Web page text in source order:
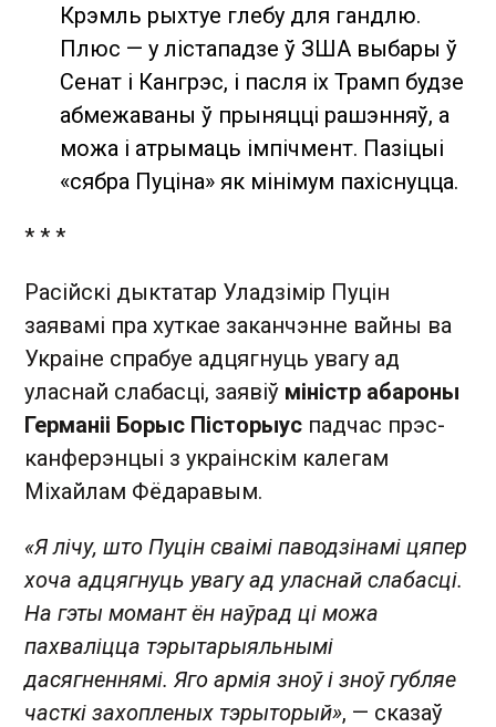
Крэмль рыхтуе глебу для гандлю.
Плюс — у лістападзе ў ЗША выбары ў
Сенат і Кангрэс, і пасля іх Трамп будзе
абмежаваны ў прыняцці рашэнняў, а
можа і атрымаць імпічмент. Пазіцыі
«сябра Пуціна» як мінімум пахіснуцца.
* * *
Расійскі дыктатар Уладзімір Пуцін
заявамі пра хуткае заканчэнне вайны ва
Украіне спрабуе адцягнуць увагу ад
уласнай слабасці, заявіў міністр абароны
Германіі Борыс Пісторыус падчас прэс-
канферэнцыі з украінскім калегам
Міхайлам Фёдаравым.
«Я лічу, што Пуцін сваімі паводзінамі цяпер
хоча адцягнуць увагу ад уласнай слабасці.
На гэты момант ён наўрад ці можа
пахваліцца тэрытарыяльнымі
дасягненнямі. Яго армія зноў і зноў губляе
часткі захопленых тэрыторый», — сказаў